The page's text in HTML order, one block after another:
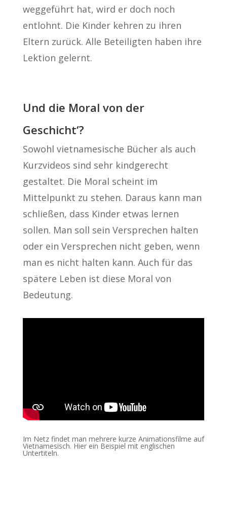
weggeführt hat, wird er doch noch
entlohnt. Die Kinder kehren zu ihren
Eltern zurück. Alle Beteiligten haben ihre
Lektion gelernt.
Und die Moral von der
Geschicht‘?
Sowohl vietnamesische Bücher als auch
Kurzvideos sind sehr kindgerecht
gestaltet. Die Moral scheint im
Mittelpunkt zu stehen. Daraus kann man
schließen, dass Kinder etwas lernen
sollen. Man soll sein Versprechen halten
oder ein Versprechen nicht geben, wenn
man es nicht halten kann. Auch für das
spätere Leben ist diese Moral von
Bedeutung.
Im Netz findet man mehrere kurze Animationsfilme auf
Vietnamesisch. Hier ein Beispiel mit englischen
Untertiteln.